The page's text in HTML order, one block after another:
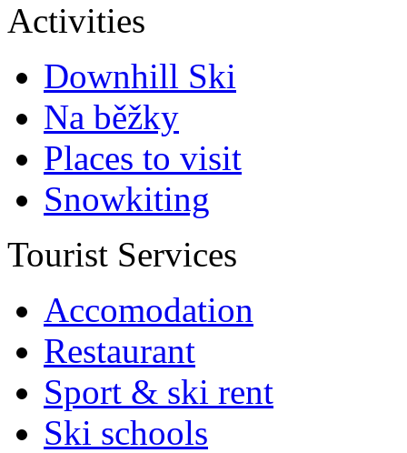
Activities
Downhill Ski
Na běžky
Places to visit
Snowkiting
Tourist Services
Accomodation
Restaurant
Sport & ski rent
Ski schools